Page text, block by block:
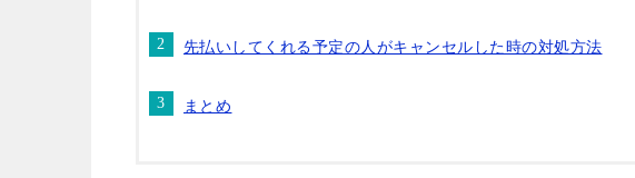
先払いしてくれる予定の人がキャンセルした時の対処方法
まとめ